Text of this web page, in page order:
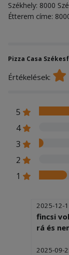
Székhely: 8000
Étterem címe:
Pizza Casa
Értékelések:
5
4
3
2
1
2025-12-
fincsi
rá és
2025-09-